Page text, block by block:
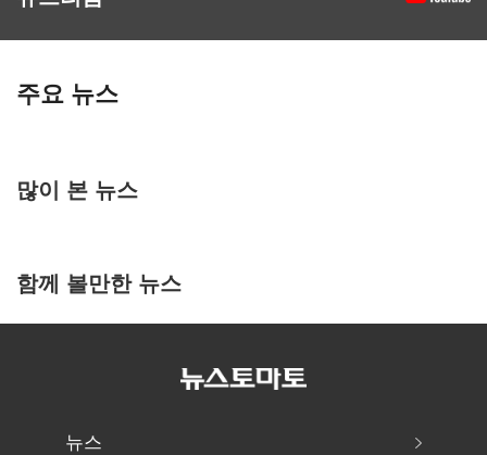
주요 뉴스
많이 본 뉴스
함께 볼만한 뉴스
뉴스